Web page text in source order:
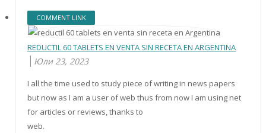
COMMENT LINK
REDUCTIL 60 TABLETS EN VENTA SIN RECETA EN ARGENTINA
Юли 23, 2023
I all the time used to study piece of writing in news papers
but now as I am a user of web thus from now I am using net
for articles or reviews, thanks to
web.